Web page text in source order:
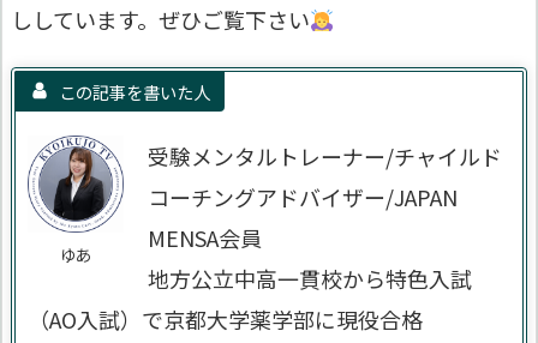
ししています。ぜひご覧下さい
この記事を書いた人
ゆあ
受験メンタルトレーナー/チャイルド
コーチングアドバイザー/JAPAN
MENSA会員
地方公立中高一貫校から特色入試
（AO入試）で京都大学薬学部に現役合格